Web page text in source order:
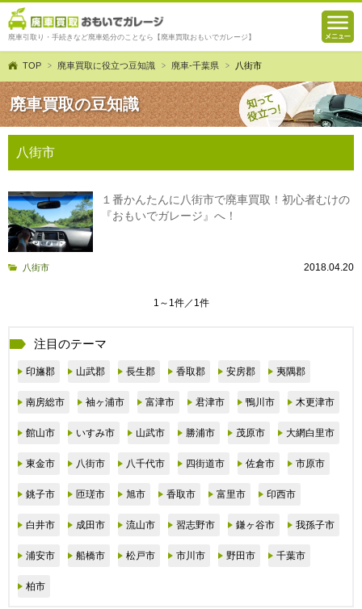
廃車引取り・手続きなど廃車処分のことなら【廃車買取おもいでガレージ】
TOP 廃車買取に役立つ豆知識 廃車-千葉県 八街市
廃車買取の豆知識
八街市
１番かんたんに八街市で廃車買取！初心者むけの
『おもいでガレージ』へ！
八街市 2018.04.20
1～1件／1件
注目のテーマ
印旛郡 山武郡 長生郡 香取郡 安房郡 夷隅郡
南房総市 袖ヶ浦市 富津市 君津市 鴨川市 木更津市
館山市 いすみ市 山武市 勝浦市 茂原市 大網白里市
東金市 八街市 八千代市 四街道市 佐倉市 市原市
銚子市 匝瑳市 旭市 香取市 富里市 印西市
白井市 成田市 流山市 習志野市 鎌ヶ谷市 我孫子市
浦安市 船橋市 松戸市 市川市 野田市 千葉市
柏市